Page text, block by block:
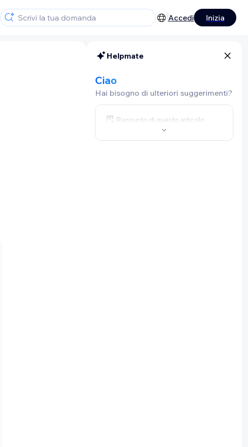
Accedi Inizia
Helpmate
Ciao
Hai bisogno di ulteriori suggerimenti?
Riassunto di questo articolo